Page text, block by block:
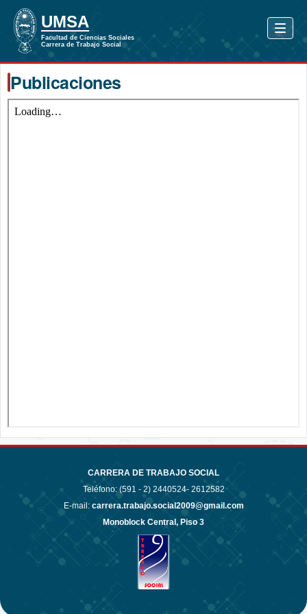
Publicaciones
CARRERA DE TRABAJO SOCIAL
Teléfono: (591 - 2) 2440524- 2612582
E-mail: carrera.trabajo.social2009@gmail.com
Monoblock Central, Piso 3